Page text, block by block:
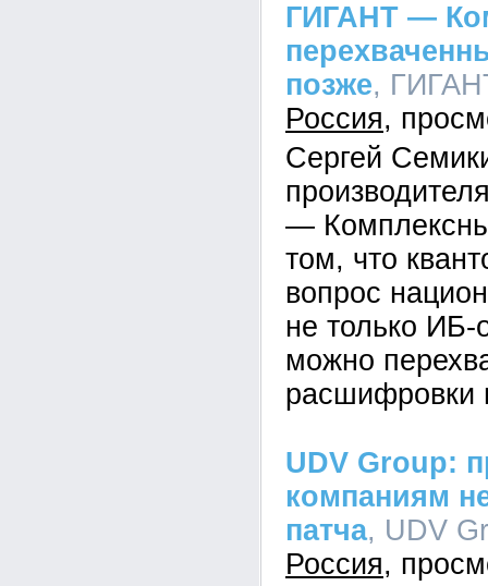
ГИГАНТ —
позже,
Россия
Сергей
—
том, что
вопрос
не только ИБ-
можно
расшифровки
UDV Group:
компаниям
патча, UDV
Россия